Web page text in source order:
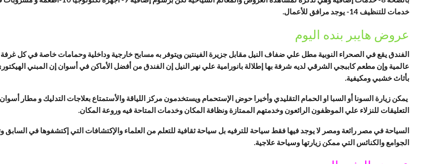
خدمات للتنظيف 14- يوجد مرافق للأعمال.
عروض هايبر بنده اليوم
عالمية وإن مطعم كاببجي الشرقي لديه شرفة بها إطلالة بانورامية علي نهر النيل إن الفندق من أفضل الأماكن في أسوان إن المبني
بأثاث خشبي ومكيفية.
التعليقات للنزلاء علي الموظفون الرائعون وخدمتهم الممتازة ونظافة المكان وخدمات المتاحة فيه وروعة المكان.
السياحة في مصر رائعة ومصر لا يوجد فيها فقط سياحة للترفيه بل سياحة ثقافية للتعلم من العلماء والإكتشافات التي إكتشفوها في
الجوامع والكنائس التي ممكن زيارتها وسياحة علاجية.